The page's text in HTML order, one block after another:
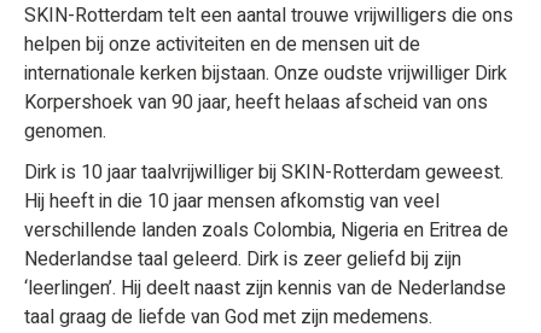
SKIN-Rotterdam telt een aantal trouwe vrijwilligers die ons
helpen bij onze activiteiten en de mensen uit de
internationale kerken bijstaan. Onze oudste vrijwilliger Dirk
Korpershoek van 90 jaar, heeft helaas afscheid van ons
genomen.
Dirk is 10 jaar taalvrijwilliger bij SKIN-Rotterdam geweest.
Hij heeft in die 10 jaar mensen afkomstig van veel
verschillende landen zoals Colombia, Nigeria en Eritrea de
Nederlandse taal geleerd. Dirk is zeer geliefd bij zijn
‘leerlingen’. Hij deelt naast zijn kennis van de Nederlandse
taal graag de liefde van God met zijn medemens.